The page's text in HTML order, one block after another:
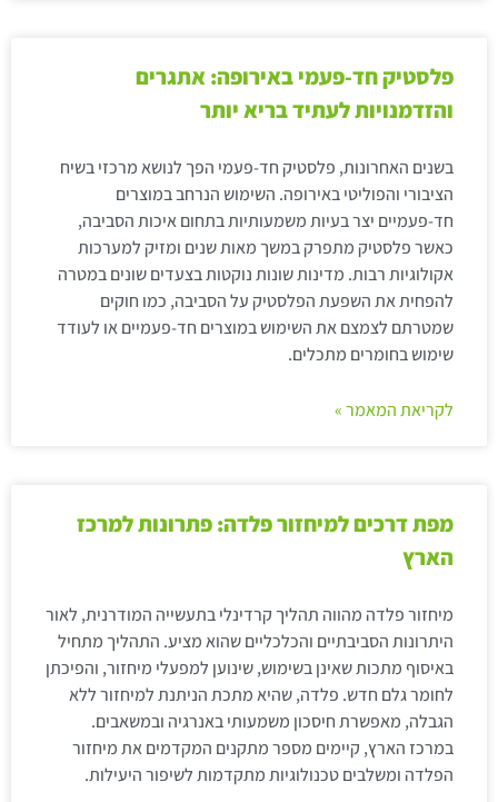
פלסטיק חד-פעמי באירופה: אתגרים
והזדמנויות לעתיד בריא יותר
בשנים האחרונות, פלסטיק חד-פעמי הפך לנושא מרכזי בשיח
הציבורי והפוליטי באירופה. השימוש הנרחב במוצרים
חד-פעמיים יצר בעיות משמעותיות בתחום איכות הסביבה,
כאשר פלסטיק מתפרק במשך מאות שנים ומזיק למערכות
אקולוגיות רבות. מדינות שונות נוקטות בצעדים שונים במטרה
להפחית את השפעת הפלסטיק על הסביבה, כמו חוקים
שמטרתם לצמצם את השימוש במוצרים חד-פעמיים או לעודד
שימוש בחומרים מתכלים.
לקריאת המאמר »
מפת דרכים למיחזור פלדה: פתרונות למרכז
הארץ
מיחזור פלדה מהווה תהליך קרדינלי בתעשייה המודרנית, לאור
היתרונות הסביבתיים והכלכליים שהוא מציע. התהליך מתחיל
באיסוף מתכות שאינן בשימוש, שינוען למפעלי מיחזור, והפיכתן
לחומר גלם חדש. פלדה, שהיא מתכת הניתנת למיחזור ללא
הגבלה, מאפשרת חיסכון משמעותי באנרגיה ובמשאבים.
במרכז הארץ, קיימים מספר מתקנים המקדמים את מיחזור
הפלדה ומשלבים טכנולוגיות מתקדמות לשיפור היעילות.